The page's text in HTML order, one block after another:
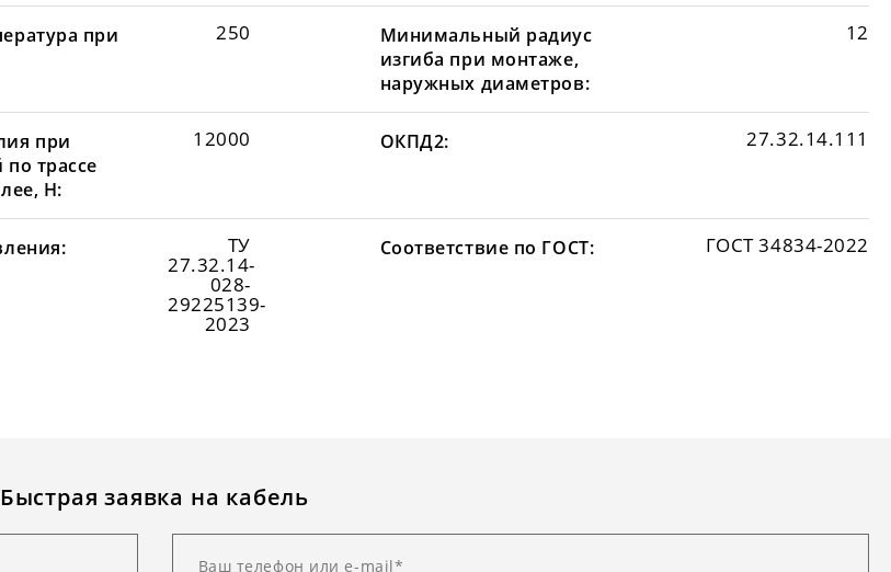
при
250
Минимальный радиус
изгиба при монтаже,
наружных диаметров:
12
при
трассе
Н:
12000 ОКПД2: 27.32.14.111
ТУ
27.32.14-
028-
29225139-
2023
Соответствие по ГОСТ: ГОСТ 34834-2022
Быстрая заявка на кабель